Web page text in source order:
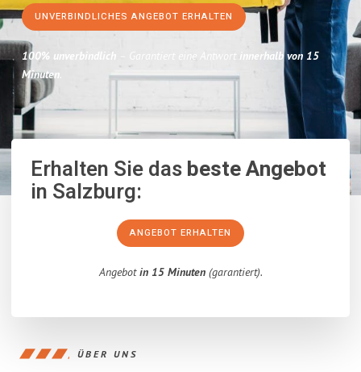
UNVERBINDLICHES ANGEBOT ERHALTEN
100% unverbindlich – Garantiert eine Antwort innerhalb von 15
Minuten.
Erhalten Sie dasbeste Angebot
in Salzburg:
ANGEBOT ERHALTEN
Angebotin 15 Minuten(garantiert).
ÜBER UNS